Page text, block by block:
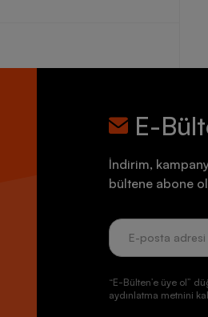
E-
İndirim,
bültene abone
“E-Bülten’e üye ol”
aydınlatma metnini